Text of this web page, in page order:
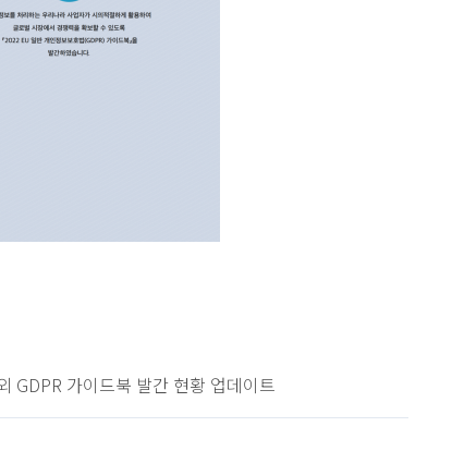
GDPR 가이드북 발간 현황 업데이트